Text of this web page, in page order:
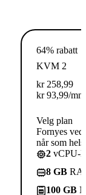
64% rabatt
KVM 2
kr 258,99
kr 93,99/
Velg plan
Fornyes
når som
2 vCPU-
8 GB
100 GB